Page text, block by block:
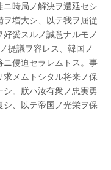
時局ノ解決ヲ遷延セシ
ヲ増大シ、以テ我ヲ屈従
愛スルノ誠意ナルモノ
提議ヲ容レス、韓国ノ
侵迫セラレムトス。事
メムトシタル将来ノ保
。朕ハ汝有衆ノ忠実勇
、以テ帝国ノ光栄ヲ保